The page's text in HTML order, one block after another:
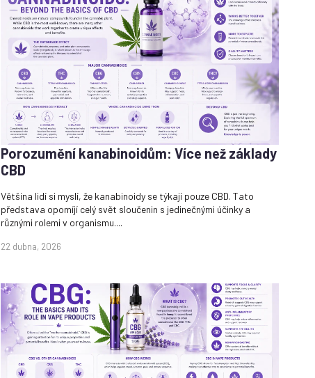
Porozumění kanabinoidům: Více než základy
CBD
22 dubna, 2026
Většina lidí si myslí, že kanabinoidy se týkají pouze CBD. Tato
představa opomíjí celý svět sloučenin s jedinečnými účinky a
různými rolemi v organismu....